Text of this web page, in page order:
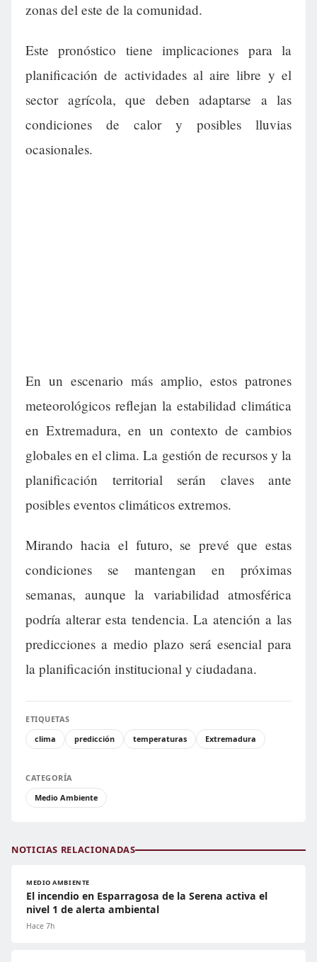
zonas del este de la comunidad.
Este pronóstico tiene implicaciones para la
planificación de actividades al aire libre y el
sector agrícola, que deben adaptarse a las
condiciones de calor y posibles lluvias
ocasionales.
En un escenario más amplio, estos patrones
meteorológicos reflejan la estabilidad climática
en Extremadura, en un contexto de cambios
globales en el clima. La gestión de recursos y la
planificación territorial serán claves ante
posibles eventos climáticos extremos.
Mirando hacia el futuro, se prevé que estas
condiciones se mantengan en próximas
semanas, aunque la variabilidad atmosférica
podría alterar esta tendencia. La atención a las
predicciones a medio plazo será esencial para
la planificación institucional y ciudadana.
ETIQUETAS
clima
predicción temperaturas Extremadura
CATEGORÍA
Medio Ambiente
NOTICIAS RELACIONADAS
MEDIO AMBIENTE
El incendio en Esparragosa de la Serena activa el
nivel 1 de alerta ambiental
Hace 7h